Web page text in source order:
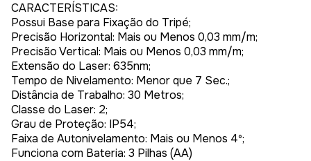
CARACTERÍSTICAS:
Possui Base para Fixação do Tripé;
Precisão Horizontal: Mais ou Menos 0,03 mm/m;
Precisão Vertical: Mais ou Menos 0,03 mm/m;
Extensão do Laser: 635nm;
Tempo de Nivelamento: Menor que 7 Sec.;
Distância de Trabalho: 30 Metros;
Classe do Laser: 2;
Grau de Proteção: IP54;
Faixa de Autonivelamento: Mais ou Menos 4º;
Funciona com Bateria: 3 Pilhas (AA)